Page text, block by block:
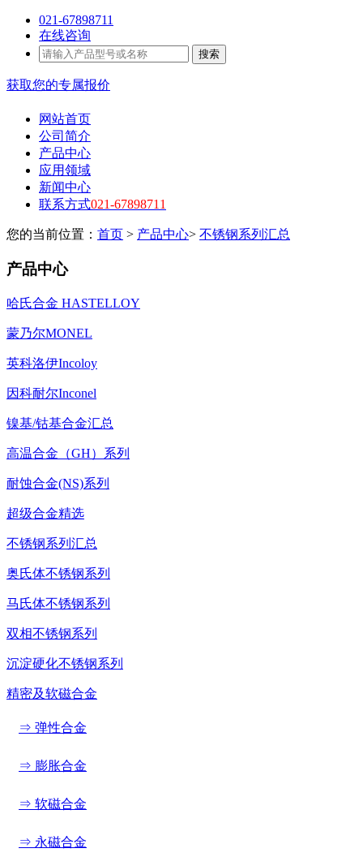
021-67898711
在线咨询
搜索
获取您的专属报价
网站首页
公司简介
产品中心
应用领域
新闻中心
联系方式021-67898711
您的当前位置： 首页 > 产品中心> 不锈钢系列汇总
产品中心
哈氏合金 HASTELLOY
蒙乃尔MONEL
英科洛伊Incoloy
因科耐尔Inconel
镍基/钴基合金汇总
高温合金（GH）系列
耐蚀合金(NS)系列
超级合金精选
不锈钢系列汇总
奥氏体不锈钢系列
马氏体不锈钢系列
双相不锈钢系列
沉淀硬化不锈钢系列
精密及软磁合金
⇒ 弹性合金
⇒ 膨胀合金
⇒ 软磁合金
⇒ 永磁合金